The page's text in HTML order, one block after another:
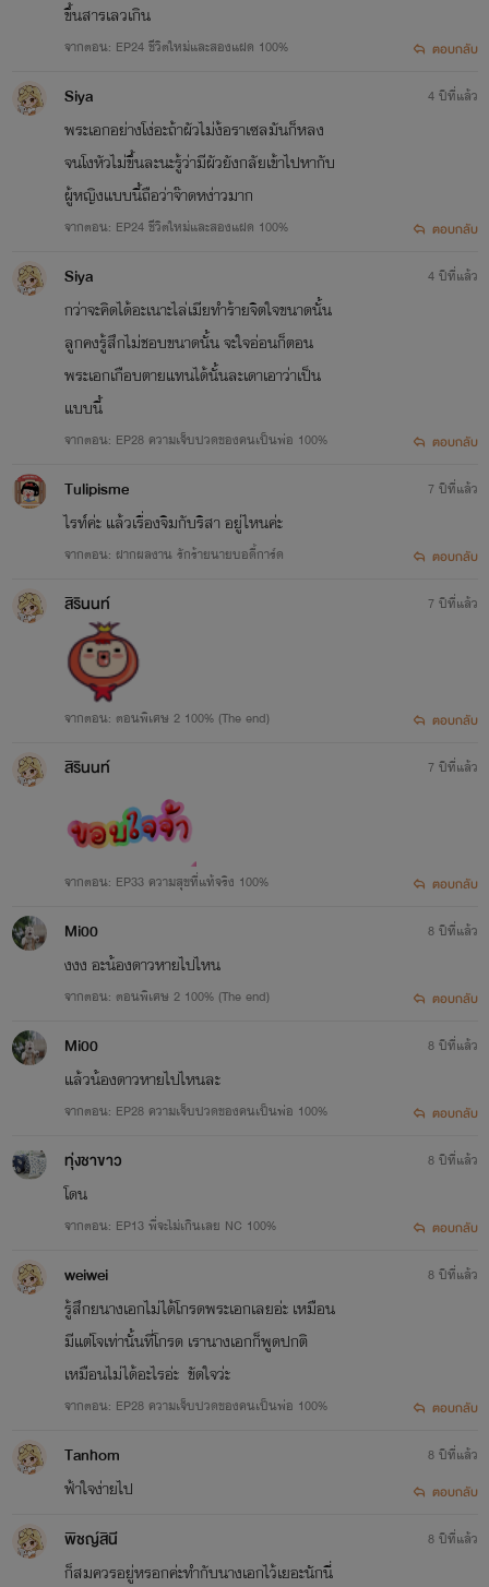
ขึ้นสารเลวเกิน
จากตอน: EP24 ชีวิตใหม่และสองแฝด 100% ตอบกลับ
Siya
พระเอกอย่างโง่อะถ้าผัวไม่ง้อราเซลมันก็หลง
จนโงหัวไม่ขึ้นละนะรู้ว่ามีผัวยังกลัยเข้าไปหากับ
ผู้หญิงแบบนี้ถือว่าจ๊าดหง่าวมาก
จากตอน: EP24 ชีวิตใหม่และสองแฝด 100%
4 ปีที่แล้ว
ตอบกลับ
Siya
กว่าจะคิดได้อะเนาะไล่เมียทำร้ายจิตใจขนาดนั้น
ลูกคงรู้สึกไม่ชอบขนาดนั้น จะใจอ่อนก็ตอน
พระเอกเกือบตายแทนได้นั้นละเดาเอาว่าเป็น
แบบนี้
จากตอน: EP28 ความเจ็บปวดของคนเป็นพ่อ 100%
4 ปีที่แล้ว
ตอบกลับ
Tulipisme
ไรท์ค่ะ แล้วเรื่องจิมกับริสา อยู่ไหนค่ะ
จากตอน: ฝากผลงาน รักร้ายนายบอดี้การ์ด
7 ปีที่แล้ว
ตอบกลับ
สิรินนท์
จากตอน: ตอนพิเศษ 2 100% (The end)
7 ปีที่แล้ว
ตอบกลับ
สิรินนท์
จากตอน: EP33 ความสุขที่แท้จริง 100%
7 ปีที่แล้ว
ตอบกลับ
Mi00
งงง อะน้องดาวหายไปไหน
จากตอน: ตอนพิเศษ 2 100% (The end)
8 ปีที่แล้ว
ตอบกลับ
Mi00
แล้วน้องดาวหายไปไหนละ
จากตอน: EP28 ความเจ็บปวดของคนเป็นพ่อ 100%
8 ปีที่แล้ว
ตอบกลับ
ทุ่งชาขาว
โดน
จากตอน: EP13 พี่จะไม่เกินเลย NC 100%
8 ปีที่แล้ว
ตอบกลับ
weiwei
รู้สึกยนางเอกไม่ได้โกรดพระเอกเลยอ่ะ เหมือน
มีแต่โจเท่านั้นที่โกรด เรานางเอกก็พูดปกติ
เหมือนไม่ได้อะไรอ่ะ ขัดใจว่ะ
จากตอน: EP28 ความเจ็บปวดของคนเป็นพ่อ 100%
8 ปีที่แล้ว
ตอบกลับ
Tanhom
ฟ้าใจง่ายไป
8 ปีที่แล้ว
ตอบกลับ
พิชญ์สินี
ก็สมควรอยู่หรอกค่ะทำกับนางเอกไว้เยอะนักนี่
8 ปีที่แล้ว